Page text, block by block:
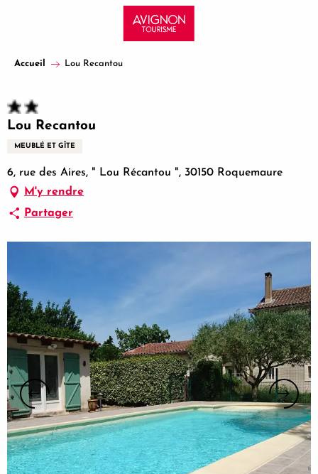
principal
Accueil Lou Recantou
Lou Recantou
MEUBLÉ ET GÎTE
6, rue des Aires, " Lou Récantou ", 30150 Roquemaure
M'y rendre
Partager